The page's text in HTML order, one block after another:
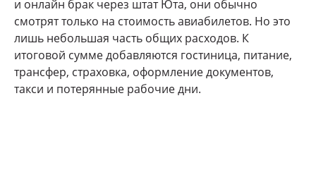
и онлайн брак через штат Юта, они обычно
смотрят только на стоимость авиабилетов. Но это
лишь небольшая часть общих расходов. К
итоговой сумме добавляются гостиница, питание,
трансфер, страховка, оформление документов,
такси и потерянные рабочие дни.